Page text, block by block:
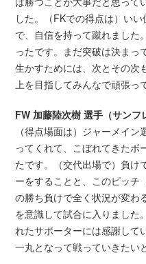
した。（FKでの得点は）い
で、自信を持って蹴れました
ったです。まだ突破は決まっ
生かすためには、次とその次
上を目指してみんなで頑張っ
FW 加藤陸次樹 選手（サンフ
（得点場面は）ジャーメイ
ってくれて、こぼれてきたボ
たです。（交代出場で）負け
ーをすることと、このピッチ
の勝ち負けで全く状況が変わ
を意識して試合に入りました
れたサポーターには感謝して
一丸となって戦っていきたい